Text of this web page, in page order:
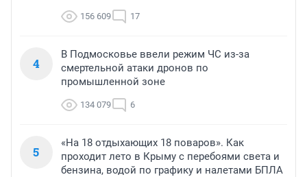
156 609 17
4
В Подмосковье ввели режим ЧС из-за
смертельной атаки дронов по
промышленной зоне
134 079 6
5
«На 18 отдыхающих 18 поваров». Как
проходит лето в Крыму с перебоями света и
бензина, водой по графику и налетами БПЛА